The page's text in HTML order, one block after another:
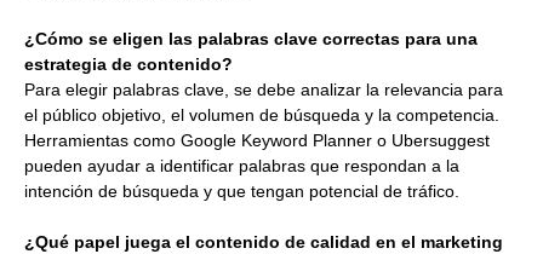
¿Cómo se eligen las palabras clave correctas para una
estrategia de contenido?
Para elegir palabras clave, se debe analizar la relevancia para
el público objetivo, el volumen de búsqueda y la competencia.
Herramientas como Google Keyword Planner o Ubersuggest
pueden ayudar a identificar palabras que respondan a la
intención de búsqueda y que tengan potencial de tráfico.
¿Qué papel juega el contenido de calidad en el marketing